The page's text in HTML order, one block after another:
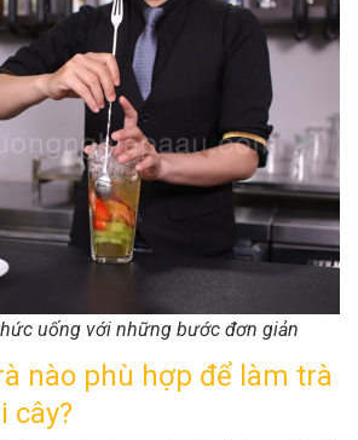
uống với những bước đơn giản
nào phù hợp để làm trà
cây?